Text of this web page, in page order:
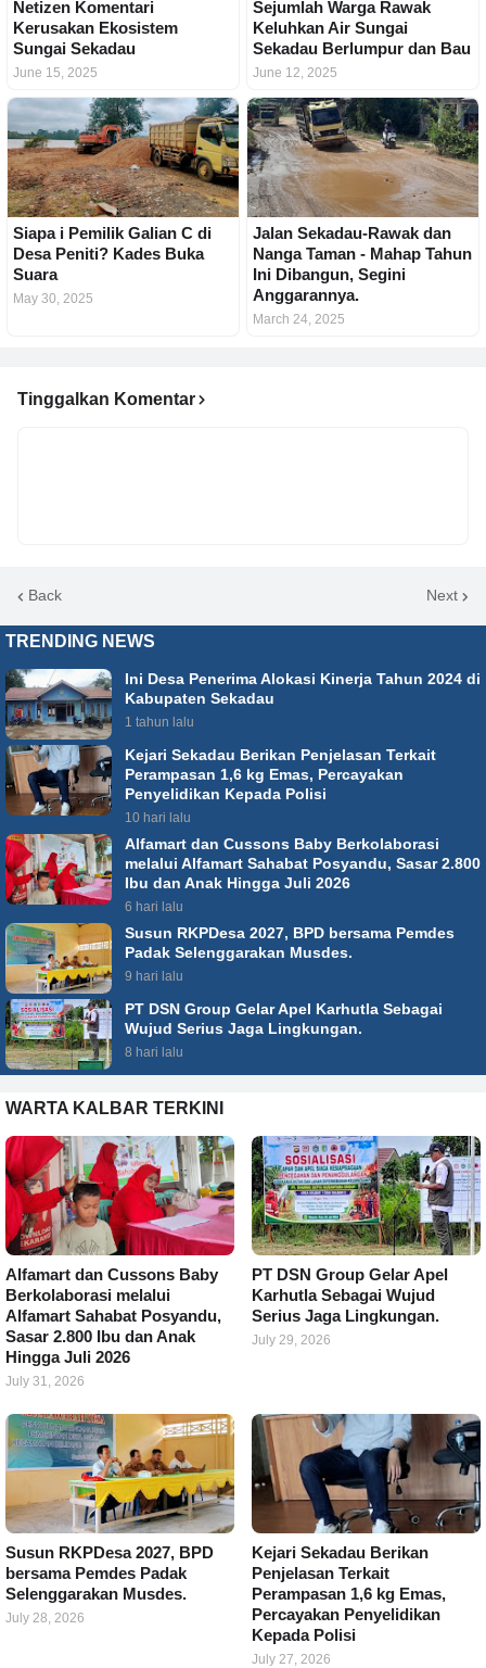
Netizen Komentari
Kerusakan Ekosistem
Sungai Sekadau
June 15, 2025
Sejumlah Warga Rawak
Keluhkan Air Sungai
Sekadau Berlumpur dan Bau
June 12, 2025
Siapa i Pemilik Galian C di
Desa Peniti? Kades Buka
Suara
May 30, 2025
Jalan Sekadau-Rawak dan
Nanga Taman - Mahap Tahun
Ini Dibangun, Segini
Anggarannya.
March 24, 2025
Tinggalkan Komentar
Back Next
TRENDING NEWS
Ini Desa Penerima Alokasi Kinerja Tahun 2024 di
Kabupaten Sekadau
1 tahun lalu
Kejari Sekadau Berikan Penjelasan Terkait
Perampasan 1,6 kg Emas, Percayakan
Penyelidikan Kepada Polisi
10 hari lalu
Alfamart dan Cussons Baby Berkolaborasi
melalui Alfamart Sahabat Posyandu, Sasar 2.800
Ibu dan Anak Hingga Juli 2026
6 hari lalu
Susun RKPDesa 2027, BPD bersama Pemdes
Padak Selenggarakan Musdes.
9 hari lalu
PT DSN Group Gelar Apel Karhutla Sebagai
Wujud Serius Jaga Lingkungan.
8 hari lalu
WARTA KALBAR TERKINI
Alfamart dan Cussons Baby
Berkolaborasi melalui
Alfamart Sahabat Posyandu,
Sasar 2.800 Ibu dan Anak
Hingga Juli 2026
July 31, 2026
PT DSN Group Gelar Apel
Karhutla Sebagai Wujud
Serius Jaga Lingkungan.
July 29, 2026
Susun RKPDesa 2027, BPD
bersama Pemdes Padak
Selenggarakan Musdes.
July 28, 2026
Kejari Sekadau Berikan
Penjelasan Terkait
Perampasan 1,6 kg Emas,
Percayakan Penyelidikan
Kepada Polisi
July 27, 2026